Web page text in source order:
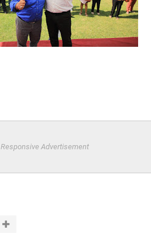
Responsive Advertisement